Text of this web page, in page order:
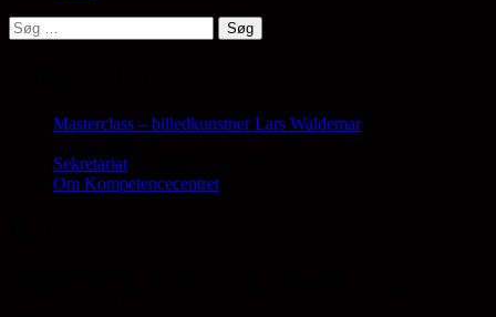
Søg
efter:
Masterclass – billedkunstner Lars WaldemarOpdateret d. 6.
Sekretariat
Om Kompetencecentret